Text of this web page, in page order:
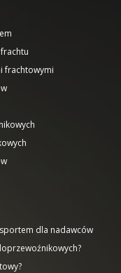
frachtowymi
dla nadawców